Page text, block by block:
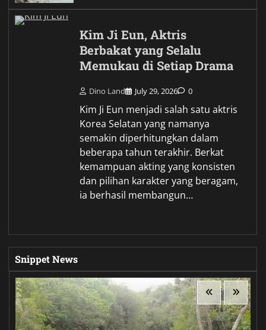
Kim Ji Eun, Aktris
Berbakat yang Selalu
Memukau di Setiap Drama
Dino Land July 29, 2026 0
Kim Ji Eun menjadi salah satu aktris
Korea Selatan yang namanya
semakin diperhitungkan dalam
beberapa tahun terakhir. Berkat
kemampuan akting yang konsisten
dan pilihan karakter yang beragam,
ia berhasil membangun…
Snippet News